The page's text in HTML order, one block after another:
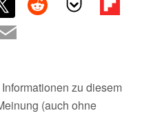
zu diesem
(auch ohne